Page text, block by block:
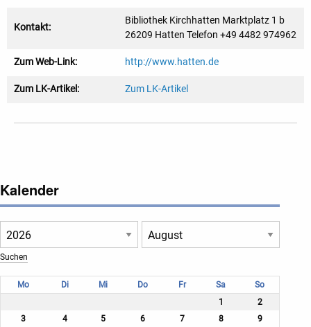
Kontakt:
Bibliothek Kirchhatten Marktplatz 1 b
26209 Hatten Telefon +49 4482 974962
Zum Web-Link: http://www.hatten.de
Zum LK-Artikel: Zum LK-Artikel
Kalender
Mo Di Mi Do Fr Sa
So
1
2
3
4 5 6 7 8
9